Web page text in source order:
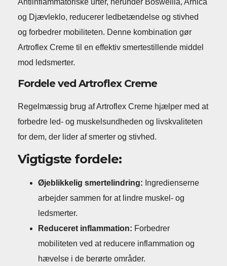
Antiinflammatoriske urter, herunder Boswellia, Arnica
og Djævleklo, reducerer ledbetændelse og stivhed
og forbedrer mobiliteten. Denne kombination gør
Artroflex Creme til en effektiv smertestillende middel
mod ledsmerter.
Fordele ved Artroflex Creme
Regelmæssig brug af Artroflex Creme hjælper med at
forbedre led- og muskelsundheden og livskvaliteten
for dem, der lider af smerter og stivhed.
Vigtigste fordele:
Øjeblikkelig smertelindring: Ingredienserne
arbejder sammen for at lindre muskel- og
ledsmerter.
Reduceret inflammation: Forbedrer
mobiliteten ved at reducere inflammation og
hævelse i de berørte områder.